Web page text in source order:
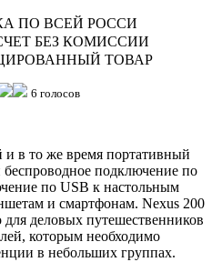
ПО ВСЕЙ РОССИ
БЕЗ КОМИССИИ
ТОВАР
6 голосов
в то же время портативный
подключение по
по USB к настольным
и смартфонам. Nexus 200
для деловых путешественников
которым необходимо
в небольших группах.